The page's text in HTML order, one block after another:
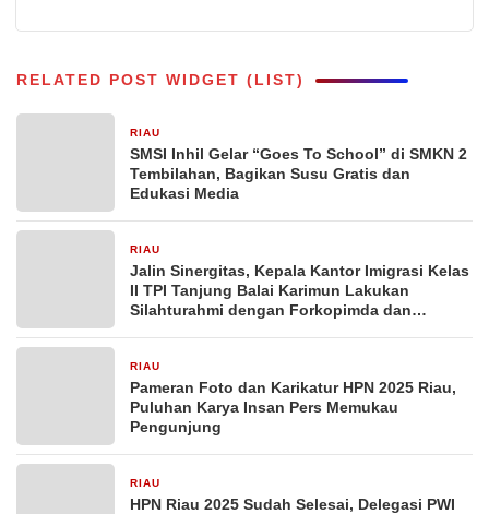
RELATED POST WIDGET (LIST)
RIAU
SMSI Inhil Gelar “Goes To School” di SMKN 2
Tembilahan, Bagikan Susu Gratis dan
Edukasi Media
RIAU
Jalin Sinergitas, Kepala Kantor Imigrasi Kelas
II TPI Tanjung Balai Karimun Lakukan
Silahturahmi dengan Forkopimda dan
RIAU
Pameran Foto dan Karikatur HPN 2025 Riau,
Puluhan Karya Insan Pers Memukau
Pengunjung
RIAU
HPN Riau 2025 Sudah Selesai, Delegasi PWI